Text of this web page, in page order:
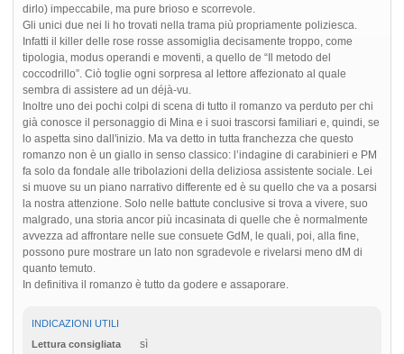
dirlo) impeccabile, ma pure brioso e scorrevole.
Gli unici due nei li ho trovati nella trama più propriamente poliziesca.
Infatti il killer delle rose rosse assomiglia decisamente troppo, come
tipologia, modus operandi e moventi, a quello de “Il metodo del
coccodrillo”. Ciò toglie ogni sorpresa al lettore affezionato al quale
sembra di assistere ad un déjà-vu.
Inoltre uno dei pochi colpi di scena di tutto il romanzo va perduto per chi
già conosce il personaggio di Mina e i suoi trascorsi familiari e, quindi, se
lo aspetta sino dall'inizio. Ma va detto in tutta franchezza che questo
romanzo non è un giallo in senso classico: l’indagine di carabinieri e PM
fa solo da fondale alle tribolazioni della deliziosa assistente sociale. Lei
si muove su un piano narrativo differente ed è su quello che va a posarsi
la nostra attenzione. Solo nelle battute conclusive si trova a vivere, suo
malgrado, una storia ancor più incasinata di quelle che è normalmente
avvezza ad affrontare nelle sue consuete GdM, le quali, poi, alla fine,
possono pure mostrare un lato non sgradevole e rivelarsi meno dM di
quanto temuto.
In definitiva il romanzo è tutto da godere e assaporare.
INDICAZIONI UTILI
Lettura consigliata
sì